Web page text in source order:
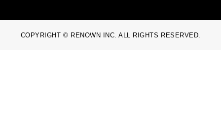
COPYRIGHT © RENOWN INC. ALL RIGHTS RESERVED.